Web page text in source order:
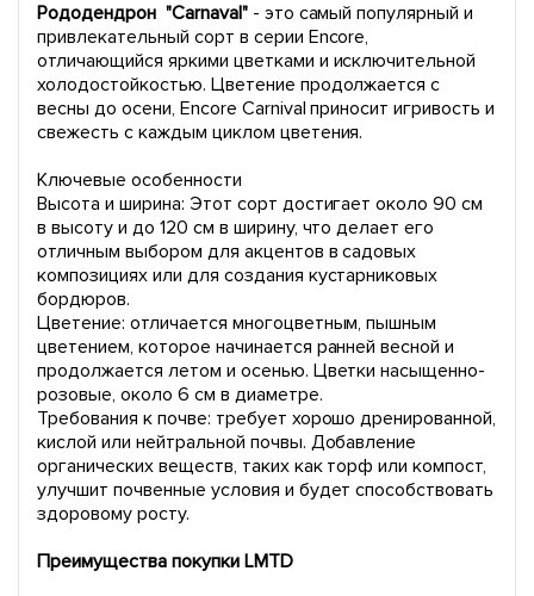
Рододендрон "Carnaval" - это самый популярный и
привлекательный сорт в серии Encore,
отличающийся яркими цветками и исключительной
холодостойкостью. Цветение продолжается с
весны до осени, Encore Carnival приносит игривость и
свежесть с каждым циклом цветения.
Ключевые особенности
Высота и ширина: Этот сорт достигает около 90 см
в высоту и до 120 см в ширину, что делает его
отличным выбором для акцентов в садовых
композициях или для создания кустарниковых
бордюров.
Цветение: отличается многоцветным, пышным
цветением, которое начинается ранней весной и
продолжается летом и осенью. Цветки насыщенно-
розовые, около 6 см в диаметре.
Требования к почве: требует хорошо дренированной,
кислой или нейтральной почвы. Добавление
органических веществ, таких как торф или компост,
улучшит почвенные условия и будет способствовать
здоровому росту.
Преимущества покупки LMTD